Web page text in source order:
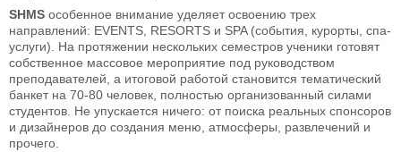
SHMS особенное внимание уделяет освоению трех
направлений: EVENTS, RESORTS и SPA (события, курорты, спа-
услуги). На протяжении нескольких семестров ученики готовят
собственное массовое мероприятие под руководством
преподавателей, а итоговой работой становится тематический
банкет на 70-80 человек, полностью организованный силами
студентов. Не упускается ничего: от поиска реальных спонсоров
и дизайнеров до создания меню, атмосферы, развлечений и
прочего.